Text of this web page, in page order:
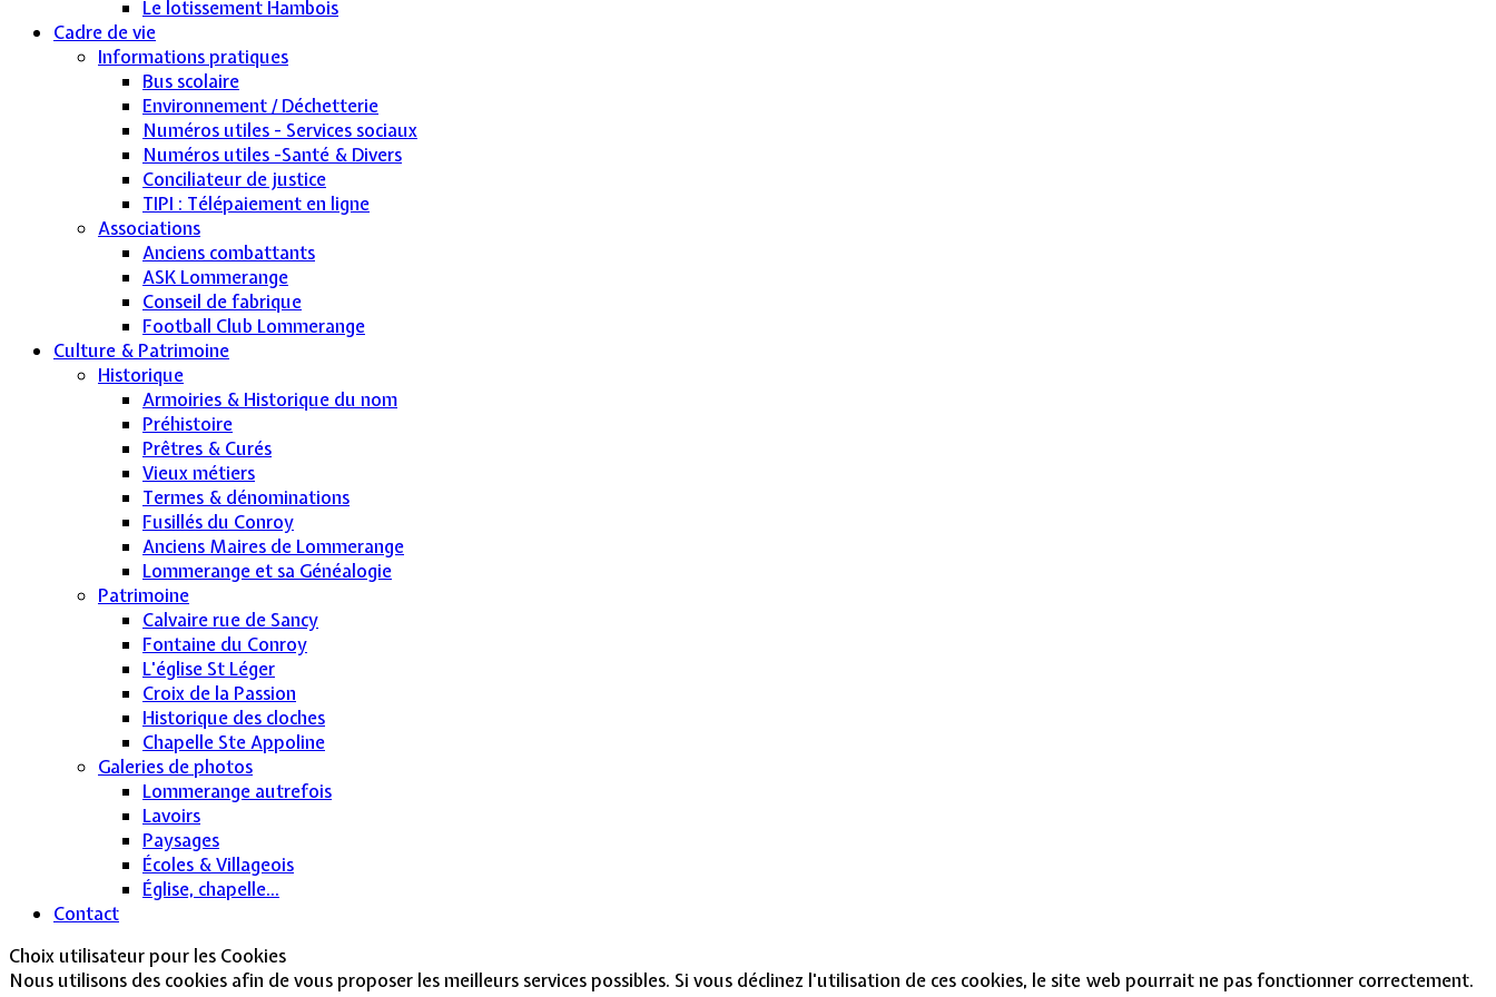
Le lotissement Hambois
Cadre de vie
Informations pratiques
Bus scolaire
Environnement / Déchetterie
Numéros utiles - Services sociaux
Numéros utiles -Santé & Divers
Conciliateur de justice
TIPI : Télépaiement en ligne
Associations
Anciens combattants
ASK Lommerange
Conseil de fabrique
Football Club Lommerange
Culture & Patrimoine
Historique
Armoiries & Historique du nom
Préhistoire
Prêtres & Curés
Vieux métiers
Termes & dénominations
Fusillés du Conroy
Anciens Maires de Lommerange
Lommerange et sa Généalogie
Patrimoine
Calvaire rue de Sancy
Fontaine du Conroy
L'église St Léger
Croix de la Passion
Historique des cloches
Chapelle Ste Appoline
Galeries de photos
Lommerange autrefois
Lavoirs
Paysages
Écoles & Villageois
Église, chapelle...
Contact
Choix utilisateur pour les Cookies
Nous utilisons des cookies afin de vous proposer les meilleurs services possibles. Si vous déclinez l'utilisation de ces cookies, le site web pourrait ne pas fonctionner correctement.